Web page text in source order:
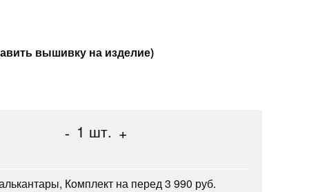
вышивку на изделие)
- 1 шт. +
Комплект на перед 3 990 руб.